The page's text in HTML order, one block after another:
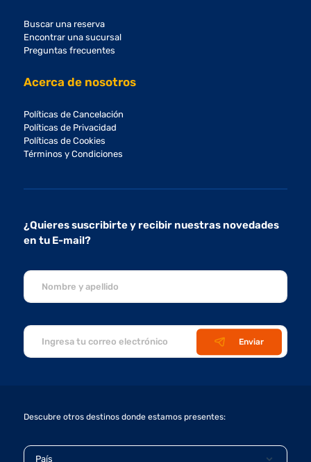
Buscar una reserva
Encontrar una sucursal
Preguntas frecuentes
Acerca de nosotros
Políticas de Cancelación
Políticas de Privacidad
Políticas de Cookies
Términos y Condiciones
¿Quieres suscribirte y recibir nuestras novedades
en tu E-mail?
Enviar
Descubre otros destinos donde estamos presentes:
País